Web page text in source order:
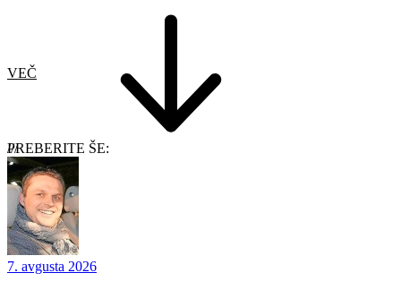
VEČ
PREBERITE ŠE:
7. avgusta 2026